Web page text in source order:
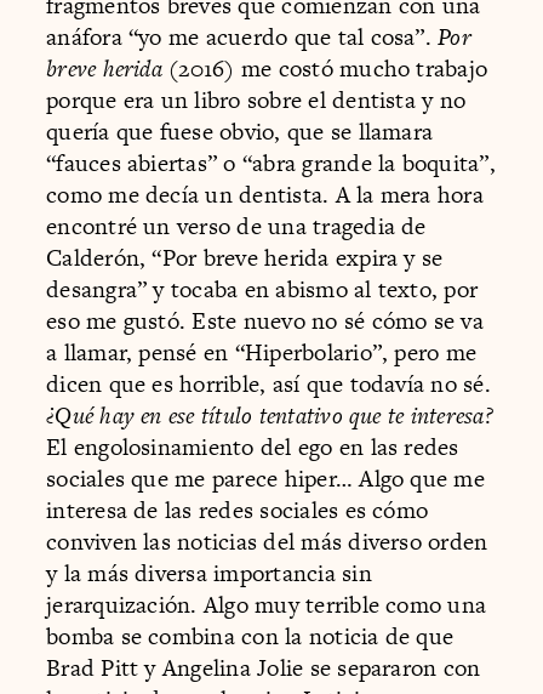
anáfora “yo me acuerdo que tal cosa”.Por
breve herida (2016) me costó mucho trabajo
porque era un libro sobre el dentista y no
quería que fuese obvio, que se llamara
“fauces abiertas” o “abra grande la boquita”,
como me decía un dentista. A la mera hora
encontré un verso de una tragedia de
Calderón, “Por breve herida expira y se
desangra” y tocaba en abismo al texto, por
eso me gustó. Este nuevo no sé cómo se va
a llamar, pensé en “Hiperbolario”, pero me
dicen que es horrible, así que todavía no sé.
¿Qué hay en ese título tentativo que te interesa?
El engolosinamiento del ego en las redes
sociales que me parece hiper… Algo que me
interesa de las redes sociales es cómo
conviven las noticias del más diverso orden
y la más diversa importancia sin
jerarquización. Algo muy terrible como una
bomba se combina con la noticia de que
Brad Pitt y Angelina Jolie se separaron con